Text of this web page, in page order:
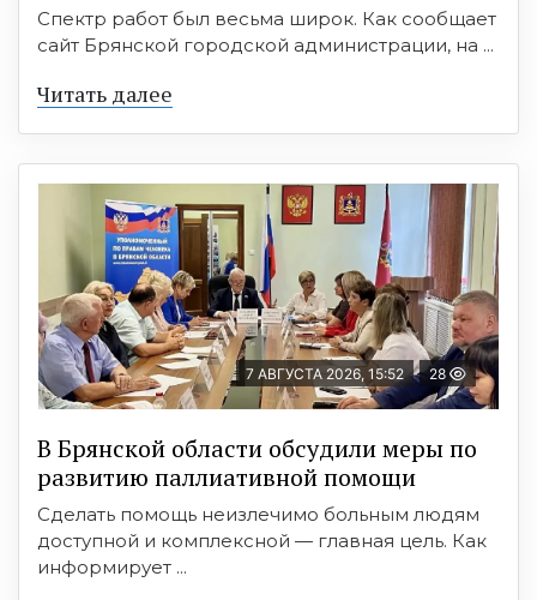
Спектр работ был весьма широк. Как сообщает
сайт Брянской городской администрации, на ...
Читать далее
7 АВГУСТА 2026, 15:52 28
В Брянской области обсудили меры по
развитию паллиативной помощи
Сделать помощь неизлечимо больным людям
доступной и комплексной — главная цель. Как
информирует ...